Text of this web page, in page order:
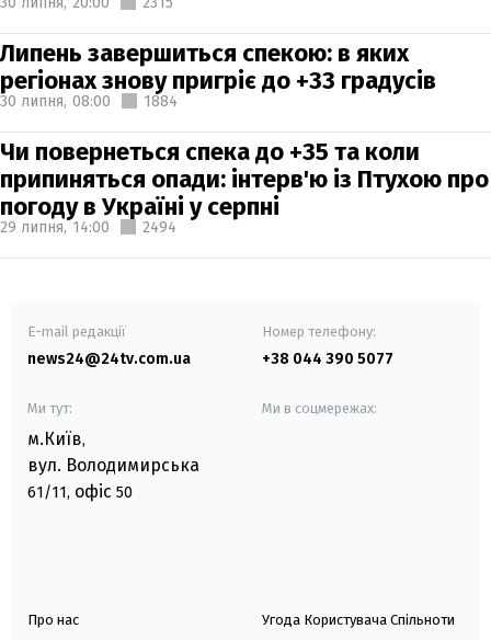
Липень завершиться спекою: в яких
регіонах знову пригріє до +33 градусів
30 липня, 08:00 1884
Чи повернеться спека до +35 та коли
припиняться опади: інтерв'ю із Птухою про
погоду в Україні у серпні
29 липня, 14:00 2494
E-mail редакції
news24@24tv.com.ua
Номер телефону:
+38 044 390 5077
Ми тут:
м.Київ,
вул. Володимирська
61/11, офіс 50
Ми в соцмережах:
Про нас Угода Користувача Спільноти